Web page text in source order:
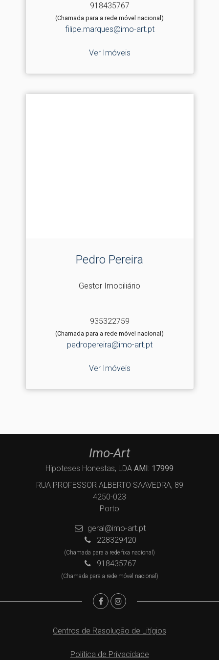
918435767
(Chamada para a rede móvel nacional)
filipe.marques@imo-art.pt
Ver Imóveis
Pedro Pereira
Gestor Imobiliário
935322759
(Chamada para a rede móvel nacional)
pedropereira@imo-art.pt
Ver Imóveis
Imo-Art
Hipoteses Honestas, LDA AMI: 17999
RUA PROFESSOR ALBERTO SAAVEDRA, 89
4250-023
Porto
geral@imo-art.pt
228329420
(Chamada para a rede fixa nacional)
918435767
(Chamada para a rede móvel nacional)
Centros de Resolução de Litígios
Política de Privacidade